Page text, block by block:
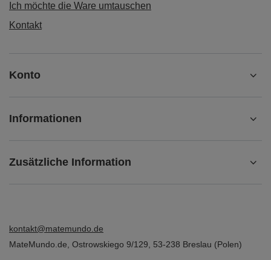
Ich möchte die Ware umtauschen
Kontakt
Konto
Informationen
Zusätzliche Information
kontakt@matemundo.de
MateMundo.de Ostrowskiego 9/129 53-238 Breslau (Polen)